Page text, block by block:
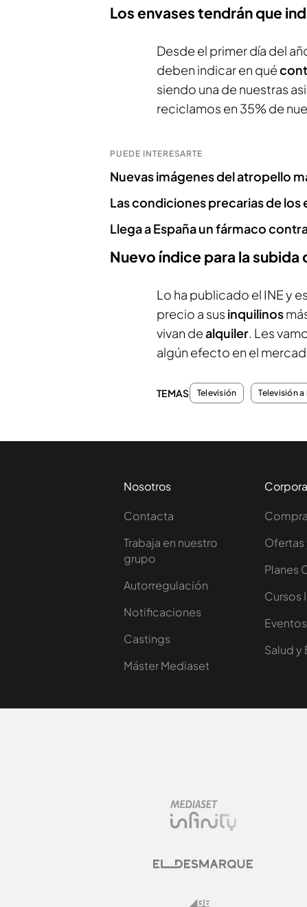
Los envases tendrán que
Desde el primer día del
deben indicar en qué
siendo una de nuestras
reciclamos en 35% de
PUEDE INTERESARTE
Nuevas imágenes del atropello
Las condiciones precarias de
Llega a España un fármaco
Nuevo índice para la
Lo ha publicado el INE y
precio a sus inquilinos
vivan dealquiler. Les
algún efecto en el
TEMAS Televisión Televisión a
Nosotros
Contacta
Trabaja en nuestro
grupo
Autorregulación
Notificaciones
Castings
Máster Mediaset
Ofertas
Planes
Cursos
Salud y